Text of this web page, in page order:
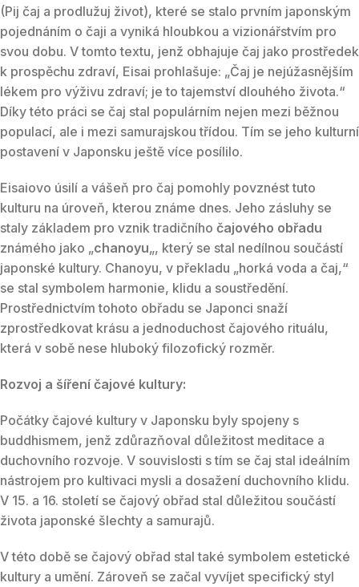
(Pij čaj a prodlužuj život), které se stalo prvním japonským
pojednáním o čaji a vyniká hloubkou a vizionářstvím pro
svou dobu. V tomto textu, jenž obhajuje čaj jako prostředek
k prospěchu zdraví, Eisai prohlašuje: „Čaj je nejúžasnějším
lékem pro výživu zdraví; je to tajemství dlouhého života.“
Díky této práci se čaj stal populárním nejen mezi běžnou
populací, ale i mezi samurajskou třídou. Tím se jeho kulturní
postavení v Japonsku ještě více posílilo.
Eisaiovo úsilí a vášeň pro čaj pomohly povznést tuto
kulturu na úroveň, kterou známe dnes. Jeho zásluhy se
staly základem pro vznik tradičního čajového obřadu
známého jako „chanoyu„, který se stal nedílnou součástí
japonské kultury. Chanoyu, v překladu „horká voda a čaj,“
se stal symbolem harmonie, klidu a soustředění.
Prostřednictvím tohoto obřadu se Japonci snaží
zprostředkovat krásu a jednoduchost čajového rituálu,
která v sobě nese hluboký filozofický rozměr.
Rozvoj a šíření čajové kultury:
Počátky čajové kultury v Japonsku byly spojeny s
buddhismem, jenž zdůrazňoval důležitost meditace a
duchovního rozvoje. V souvislosti s tím se čaj stal ideálním
nástrojem pro kultivaci mysli a dosažení duchovního klidu.
V 15. a 16. století se čajový obřad stal důležitou součástí
života japonské šlechty a samurajů.
V této době se čajový obřad stal také symbolem estetické
kultury a umění. Zároveň se začal vyvíjet specifický styl